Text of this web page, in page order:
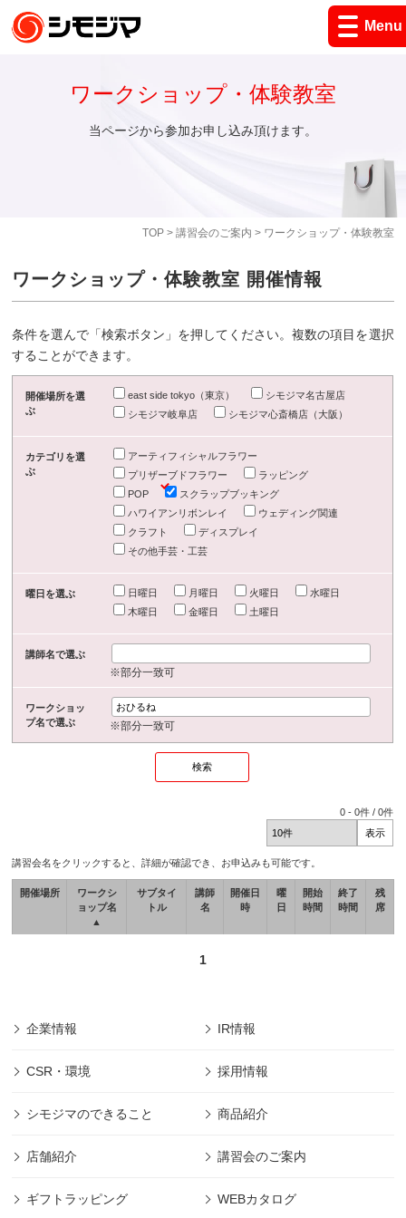
Menu
TOP> 講習会のご案内 > ワークショップ・体験教室
ワークショップ・体験教室
当ページから参加お申し込み頂けます。
ワークショップ・体験教室 開催情報
条件を選んで「検索ボタン」を押してください。複数の項目を選択
することができます。
開催場所を選
ぶ
east side tokyo（東京）
シモジマ名古屋店
シモジマ岐阜店
シモジマ心斎橋店（大阪）
カテゴリを選
ぶ
アーティフィシャルフラワー
プリザーブドフラワー
ラッピング
POP
スクラップブッキング
ハワイアンリボンレイ
ウェディング関連
クラフト
ディスプレイ
その他手芸・工芸
曜日を選ぶ 日曜日 月曜日 火曜日
水曜日
木曜日
金曜日 土曜日
講師名で選ぶ
※部分一致可
ワークショッ
プ名で選ぶ
※部分一致可
0 -0件 /0件
講習会名をクリックすると、詳細が確認でき、お申込みも可能です。
開催場所
ワークシ
ョップ名
▲
サブタイ
トル
講師
名
開催日
時
曜
日
開始
時間
終了
時間
残
席
1
企業情報 IR情報
CSR・環境 採用情報
シモジマのできること 商品紹介
店舗紹介 講習会のご案内
ギフトラッピング WEBカタログ